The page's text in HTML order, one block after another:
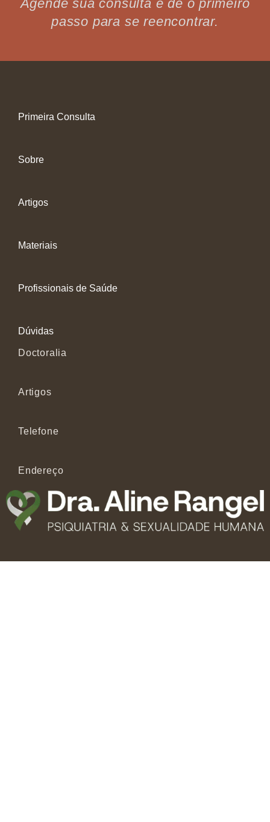
Agende sua consulta e dê o primeiro
passo para se reencontrar.
Primeira Consulta
Sobre
Artigos
Materiais
Profissionais de Saúde
Dúvidas
Doctoralia
Artigos
Telefone
Endereço